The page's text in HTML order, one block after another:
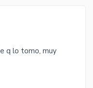
q lo tomo, muy